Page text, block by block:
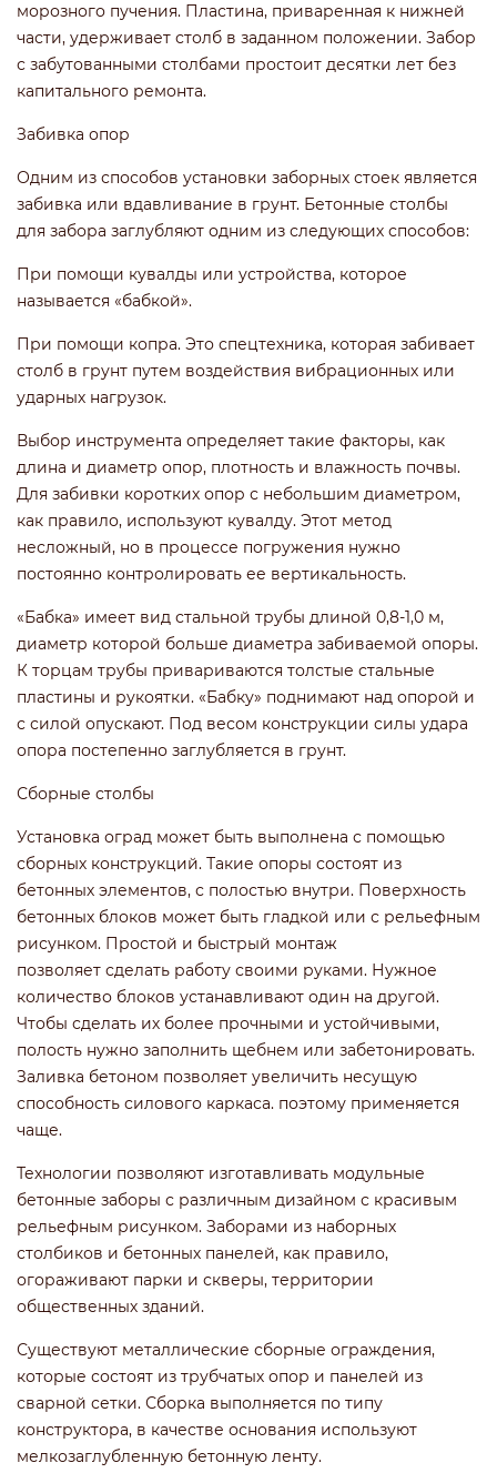
морозного пучения. Пластина, приваренная к нижней
части, удерживает столб в заданном положении. Забор
с забутованными столбами простоит десятки лет без
капитального ремонта.
Забивка опор
Одним из способов установки заборных стоек является
забивка или вдавливание в грунт. Бетонные столбы
для забора заглубляют одним из следующих способов:
При помощи кувалды или устройства, которое
называется «бабкой».
При помощи копра. Это спецтехника, которая забивает
столб в грунт путем воздействия вибрационных или
ударных нагрузок.
Выбор инструмента определяет такие факторы, как
длина и диаметр опор, плотность и влажность почвы.
Для забивки коротких опор с небольшим диаметром,
как правило, используют кувалду. Этот метод
несложный, но в процессе погружения нужно
постоянно контролировать ее вертикальность.
«Бабка» имеет вид стальной трубы длиной 0,8-1,0 м,
диаметр которой больше диаметра забиваемой опоры.
К торцам трубы привариваются толстые стальные
пластины и рукоятки. «Бабку» поднимают над опорой и
с силой опускают. Под весом конструкции силы удара
опора постепенно заглубляется в грунт.
Сборные столбы
Установка оград может быть выполнена с помощью
сборных конструкций. Такие опоры состоят из
бетонных элементов, с полостью внутри. Поверхность
бетонных блоков может быть гладкой или с рельефным
рисунком. Простой и быстрый монтаж
позволяет сделать работу своими руками. Нужное
количество блоков устанавливают один на другой.
Чтобы сделать их более прочными и устойчивыми,
полость нужно заполнить щебнем или забетонировать.
Заливка бетоном позволяет увеличить несущую
способность силового каркаса. поэтому применяется
чаще.
Технологии позволяют изготавливать модульные
бетонные заборы с различным дизайном с красивым
рельефным рисунком. Заборами из наборных
столбиков и бетонных панелей, как правило,
огораживают парки и скверы, территории
общественных зданий.
Существуют металлические сборные ограждения,
которые состоят из трубчатых опор и панелей из
сварной сетки. Сборка выполняется по типу
конструктора, в качестве основания используют
мелкозаглубленную бетонную ленту.